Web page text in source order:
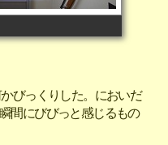
びっくりした。においだ
間にびびっと感じるもの